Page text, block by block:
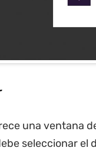
una ventana
seleccionar el